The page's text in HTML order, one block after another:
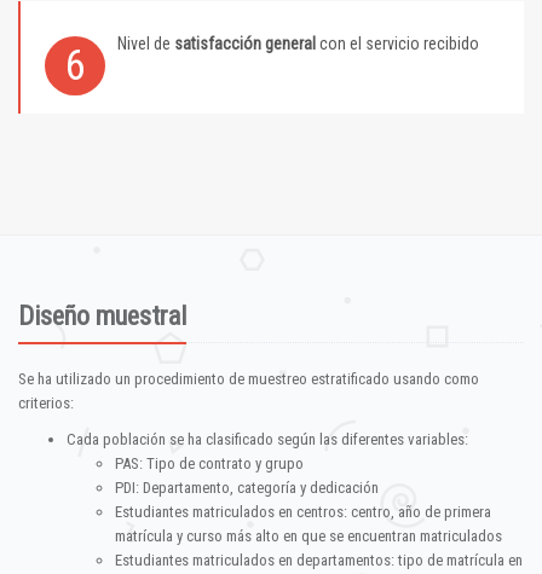
6 Nivel de satisfacción general con el servicio recibido
Diseño muestral
Se ha utilizado un procedimiento de muestreo estratificado usando como
criterios:
Cada población se ha clasificado según las diferentes variables:
PAS: Tipo de contrato y grupo
PDI: Departamento, categoría y dedicación
Estudiantes matriculados en centros: centro, año de primera
matrícula y curso más alto en que se encuentran matriculados
Estudiantes matriculados en departamentos: tipo de matrícula en